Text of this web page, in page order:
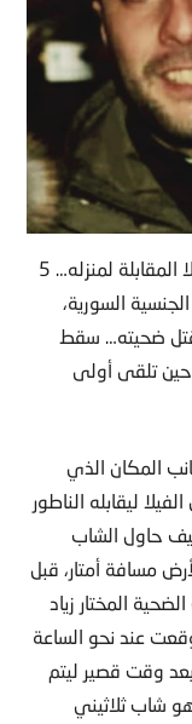
طلقات نارية أودت بحياة ابن بشرّي في الفيلا المقابلة لمنزله… 5
السورية،
ضحيته… سقط
تلقى أولى
المكان الذي
ليقابله الناطور
حاول الشاب
مسافة أمتار، قبل
المختار زياد
عند نحو الساعة
بعد وقت قصير ليتم
شاب ثلاثيني